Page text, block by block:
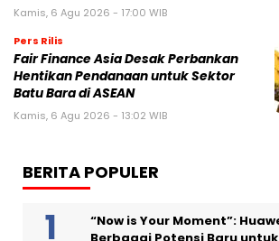
Kamis, 6 Agu 2026 - 17:00 WIB
Pers Rilis
Fair Finance Asia Desak Perbankan
Hentikan Pendanaan untuk Sektor
Batu Bara di ASEAN
Kamis, 6 Agu 2026 - 13:02 WIB
BERITA POPULER
“Now is Your Moment”: